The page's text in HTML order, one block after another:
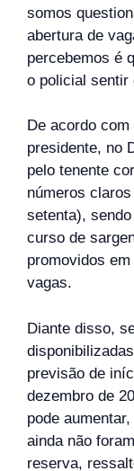
somos
abertura de
percebemos é
o policial sentir
De acordo
presidente, no
pelo tenente
números
setenta),
curso de
promovidos
vagas.
Diante disso,
previsão de
dezembro de
pode
ainda não
reserva,